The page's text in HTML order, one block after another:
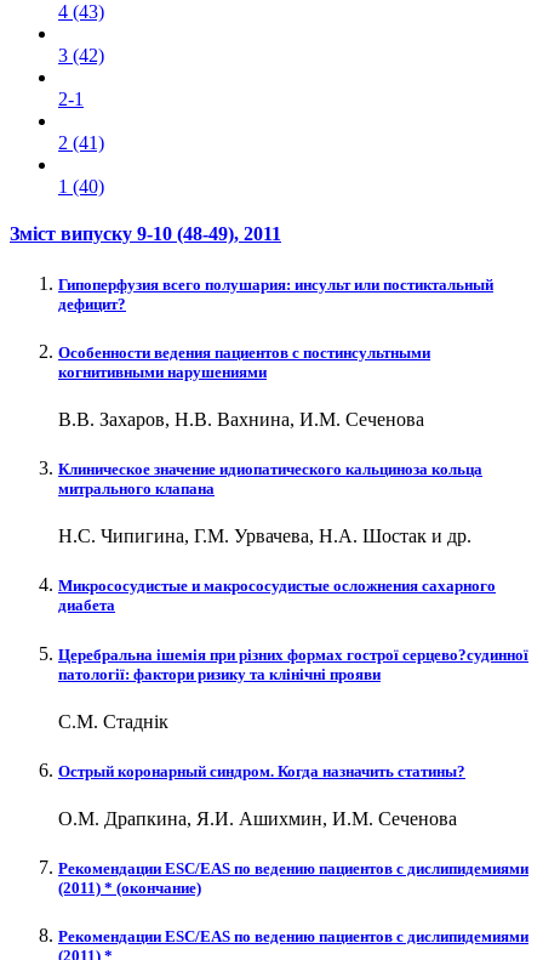
4 (43)
3 (42)
2-1
2 (41)
1 (40)
Зміст випуску 9-10 (48-49), 2011
Гипоперфузия всего полушария: инсульт или постиктальный
дефицит?
Особенности ведения пациентов с постинсультными
когнитивными нарушениями
В.В. Захаров, Н.В. Вахнина, И.М. Сеченова
Клиническое значение идиопатического кальциноза кольца
митрального клапана
Н.С. Чипигина, Г.М. Урвачева, Н.А. Шостак и др.
Микрососудистые и макрососудистые осложнения сахарного
диабета
Церебральна ішемія при різних формах гострої серцево?судинної
патології: фактори ризику та клінічні прояви
С.М. Стаднік
Острый коронарный синдром. Когда назначить статины?
О.М. Драпкина, Я.И. Ашихмин, И.М. Сеченова
Рекомендации ESC/EAS по ведению пациентов с дислипидемиями
(2011) * (окончание)
Рекомендации ESC/EAS по ведению пациентов с дислипидемиями
(2011) *